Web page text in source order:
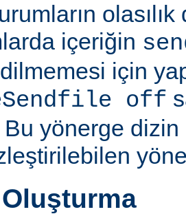
içeriğin
için
off
yönerge